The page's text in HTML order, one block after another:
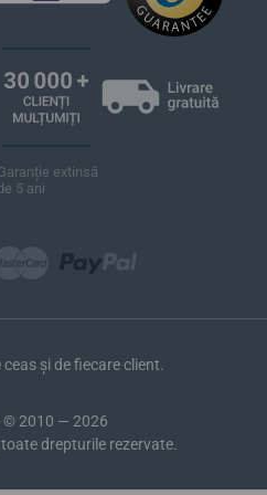
extinsă
5 ani
și de fiecare client.
© 2010 — 2026
drepturile rezervate.